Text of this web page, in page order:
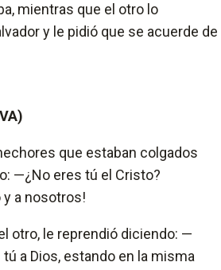
mientras que el otro lo
y le pidió que se acuerde de
que estaban colgados
—¿No eres tú el Cristo?
y a nosotros!
otro, le reprendió diciendo: —
a Dios, estando en la misma